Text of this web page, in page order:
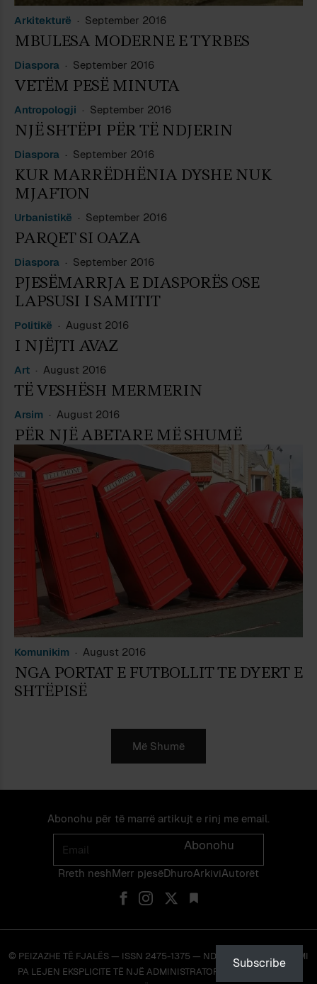
Arkitekturë September 2016
MBULESA MODERNE E TYRBES
Diaspora September 2016
VETËM PESË MINUTA
Antropologji September 2016
NJË SHTËPI PËR TË NDJERIN
Diaspora September 2016
KUR MARRËDHËNIA DYSHE NUK
MJAFTON
Urbanistikë September 2016
PARQET SI OAZA
Diaspora September 2016
PJESËMARRJA E DIASPORËS OSE
LAPSUSI I SAMITIT
Politikë August 2016
I NJËJTI AVAZ
Art August 2016
TË VESHËSH MERMERIN
Arsim August 2016
PËR NJË ABETARE MË SHUMË
Komunikim August 2016
NGA PORTAT E FUTBOLLIT TE DYERT E
SHTËPISË
Më Shumë
Abonohu për të marrë artikujt e rinj me email.
Email
Abonohu
Rreth neshMerr pjes​​ë​DhuroArkiviAutorët
© PEIZAZHE TË FJALËS — ISSN 2475-1375 — NDALOHET RIPRODHIMI
PA LEJEN EKSPLICITE TË NJË ADMINISTRATORI TË FAQES OSE TË
Subscribe